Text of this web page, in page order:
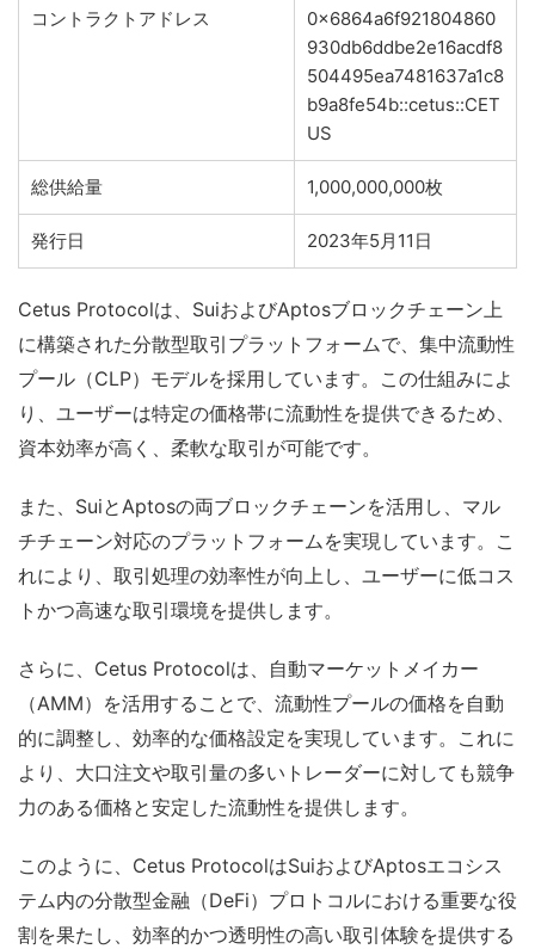
コントラクトアドレス
0x6864a6f921804860
930db6ddbe2e16acdf8
504495ea7481637a1c8
b9a8fe54b::cetus::CET
US
総供給量 1,000,000,000枚
発行日 2023年5月11日
Cetus Protocolは、SuiおよびAptosブロックチェーン上
に構築された分散型取引プラットフォームで、集中流動性
プール（CLP）モデルを採用しています。この仕組みによ
り、ユーザーは特定の価格帯に流動性を提供できるため、
資本効率が高く、柔軟な取引が可能です。
また、SuiとAptosの両ブロックチェーンを活用し、マル
チチェーン対応のプラットフォームを実現しています。こ
れにより、取引処理の効率性が向上し、ユーザーに低コス
トかつ高速な取引環境を提供します。
さらに、Cetus Protocolは、自動マーケットメイカー
（AMM）を活用することで、流動性プールの価格を自動
的に調整し、効率的な価格設定を実現しています。これに
より、大口注文や取引量の多いトレーダーに対しても競争
力のある価格と安定した流動性を提供します。
このように、Cetus ProtocolはSuiおよびAptosエコシス
テム内の分散型金融（DeFi）プロトコルにおける重要な役
割を果たし、効率的かつ透明性の高い取引体験を提供する